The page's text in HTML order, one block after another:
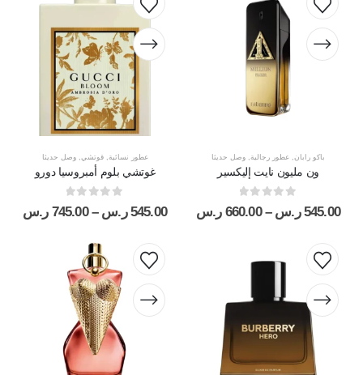
باكو رابان عطور رجالية وصل حديثا
ون مليون نايت إليكسير
545.00 ر.س –
660.00 ر.س
عطور نسائية ,قوتشي ,وصل حديثا
غوتشي بلوم أمبروسيا دورو
545.00 ر.س –
745.00 ر.س